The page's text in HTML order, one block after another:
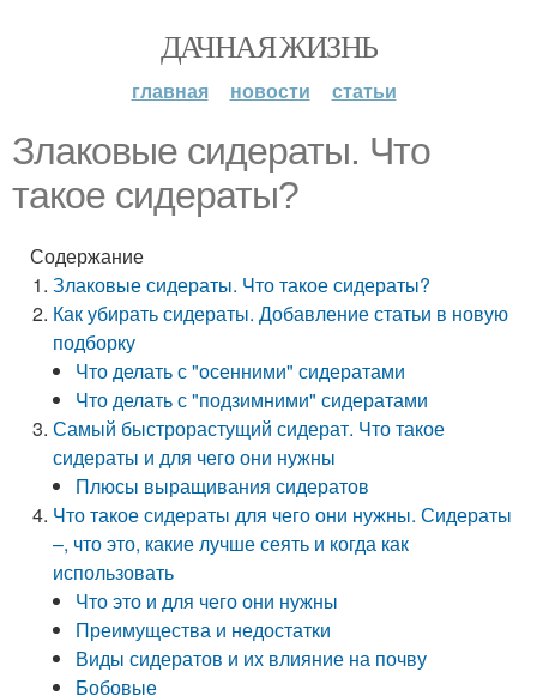
ДАЧНАЯ ЖИЗНЬ
главная новости статьи
Злаковые сидераты. Что
такое сидераты?
Содержание
Злаковые сидераты. Что такое сидераты?
Как убирать сидераты. Добавление статьи в новую
подборку
Что делать с "осенними" сидератами
Что делать с "подзимними" сидератами
Самый быстрорастущий сидерат. Что такое
сидераты и для чего они нужны
Плюсы выращивания сидератов
Что такое сидераты для чего они нужны. Сидераты
–, что это, какие лучше сеять и когда как
использовать
Что это и для чего они нужны
Преимущества и недостатки
Виды сидератов и их влияние на почву
Бобовые